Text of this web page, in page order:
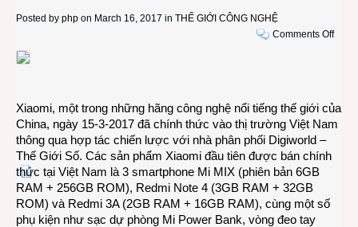
Posted by php on March 16, 2017 in THẾ GIỚI CÔNG NGHỆ
Comments Offon
mới
trên
Xiaomi, một trong những hãng công nghệ nổi tiếng thế giới của
China, ngày 15-3-2017 đã chính thức vào thị trường Việt Nam
thông qua hợp tác chiến lược với nhà phân phối Digiworld –
Thế Giới Số. Các sản phẩm Xiaomi đầu tiên được bán chính
thức tại Việt Nam là 3 smartphone Mi MIX (phiên bản 6GB
RAM + 256GB ROM), Redmi Note 4 (3GB RAM + 32GB
ROM) và Redmi 3A (2GB RAM + 16GB RAM), cùng một số
phụ kiện như sạc dự phòng Mi Power Bank, vòng đeo tay